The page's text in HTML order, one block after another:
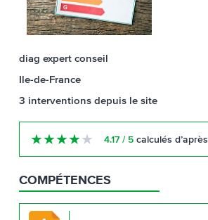
diag expert conseil
Ile-de-France
3 interventions depuis le site
★★★★★ 4.17 / 5 calculés d’après
COMPÉTENCES